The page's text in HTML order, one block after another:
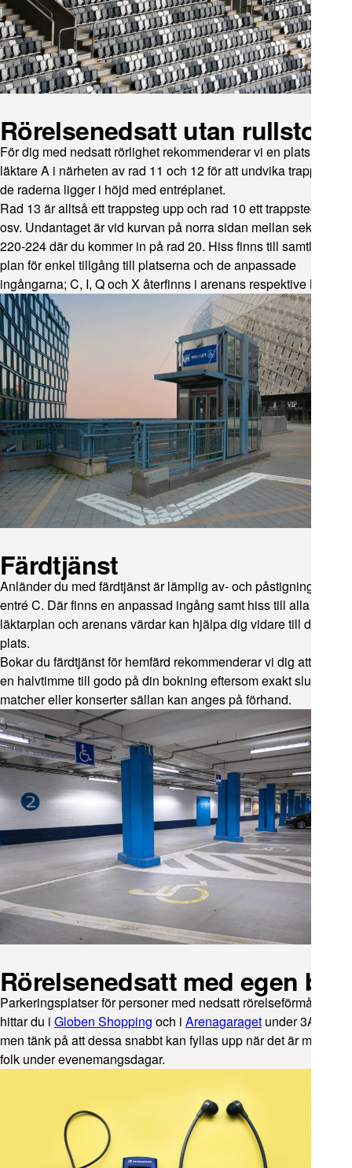
Rörelsenedsatt utan rullstol
För dig med nedsatt rörlighet rekommenderar vi en plats på
läktare A i närheten av rad 11 och 12 för att undvika trappor då
de raderna ligger i höjd med entréplanet.
Rad 13 är alltså ett trappsteg upp och rad 10 ett trappsteg ned
osv. Undantaget är vid kurvan på norra sidan mellan sektion
220-224 där du kommer in på rad 20. Hiss finns till samtliga
plan för enkel tillgång till platserna och de anpassade
ingångarna; C, I, Q och X återfinns i arenans respektive hörn.
Färdtjänst
Anländer du med färdtjänst är lämplig av- och påstigning vid
entré C. Där finns en anpassad ingång samt hiss till alla
läktarplan och arenans värdar kan hjälpa dig vidare till din
plats.
Bokar du färdtjänst för hemfärd rekommenderar vi dig att ha ca
en halvtimme till godo på din bokning eftersom exakt sluttid för
matcher eller konserter sällan kan anges på förhand.
Rörelsenedsatt med egen bil
Parkeringsplatser för personer med nedsatt rörelseförmåga
hittar du i Globen Shopping och i Arenagaraget under 3Arena,
men tänk på att dessa snabbt kan fyllas upp när det är mycket
folk under evenemangsdagar.